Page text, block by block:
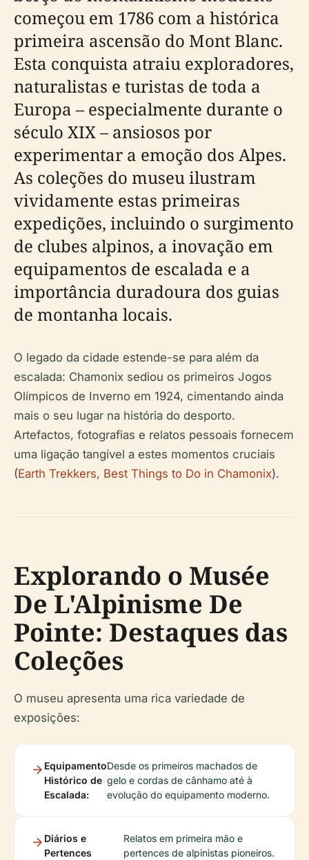
começou em 1786 com a histórica
primeira ascensão do Mont Blanc.
Esta conquista atraiu exploradores,
naturalistas e turistas de toda a
Europa – especialmente durante o
século XIX – ansiosos por
experimentar a emoção dos Alpes.
As coleções do museu ilustram
vividamente estas primeiras
expedições, incluindo o surgimento
de clubes alpinos, a inovação em
equipamentos de escalada e a
importância duradoura dos guias
de montanha locais.
O legado da cidade estende-se para além da
escalada: Chamonix sediou os primeiros Jogos
Olímpicos de Inverno em 1924, cimentando ainda
mais o seu lugar na história do desporto.
Artefactos, fotografias e relatos pessoais fornecem
uma ligação tangível a estes momentos cruciais
(Earth Trekkers, Best Things to Do in Chamonix).
Explorando o Musée
De L'Alpinisme De
Pointe: Destaques das
Coleções
O museu apresenta uma rica variedade de
exposições:
Equipamento
Histórico de
Escalada:
Desde os primeiros machados de
gelo e cordas de cânhamo até à
evolução do equipamento moderno.
Diários e
Pertences
Relatos em primeira mão e
pertences de alpinistas pioneiros.